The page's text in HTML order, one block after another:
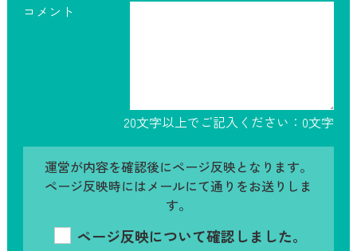
コメント
20文字以上でご記入ください： 0文字
運営が内容を確認後にページ反映となります。
ページ反映時にはメールにて通りをお送りしま
す。
ページ反映について確認しました。